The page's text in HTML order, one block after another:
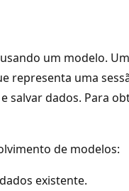
um modelo.
representa uma
salvar dados. Para
de modelos:
existente.